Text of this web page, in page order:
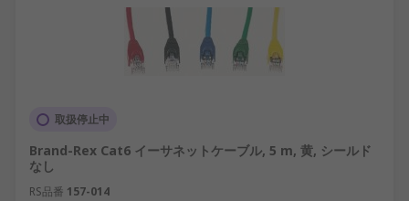
取扱停止中
Brand-Rex Cat6 イーサネットケーブル, 5 m, 黄, シールド
なし
RS品番 157-014